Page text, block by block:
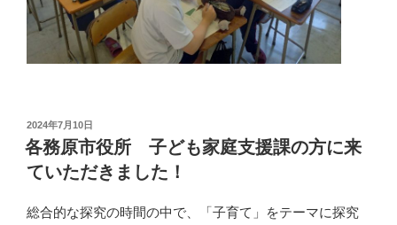
投
稿
日:
2024年7月10日
各務原市役所 子ども家庭支援課の方に来
ていただきました！
総合的な探究の時間の中で、「子育て」をテーマに探究